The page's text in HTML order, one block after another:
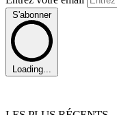
S'abonner
Loading...